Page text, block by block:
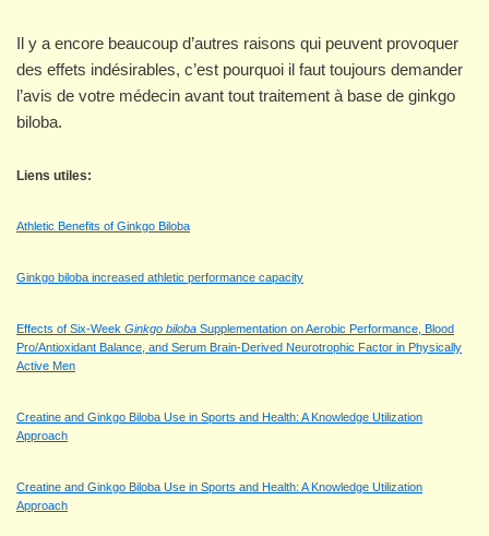
Il y a encore beaucoup d’autres raisons qui peuvent provoquer
des effets indésirables, c’est pourquoi il faut toujours demander
l’avis de votre médecin avant tout traitement à base de ginkgo
biloba.
Liens utiles:
Athletic Benefits of Ginkgo Biloba
Ginkgo biloba increased athletic performance capacity
Effects of Six-Week Ginkgo biloba Supplementation on Aerobic Performance, Blood
Pro/Antioxidant Balance, and Serum Brain-Derived Neurotrophic Factor in Physically
Active Men
Creatine and Ginkgo Biloba Use in Sports and Health: A Knowledge Utilization
Approach
Creatine and Ginkgo Biloba Use in Sports and Health: A Knowledge Utilization
Approach